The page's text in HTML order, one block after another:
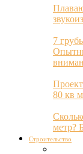
7
80 кв
метр?
Строительство